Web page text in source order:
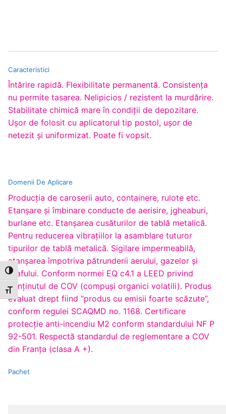
Toggle High Contrast
Toggle Font size
Caracteristici
Întărire rapidă. Flexibilitate permanentă. Consistenţa
nu permite tasarea. Nelipicios / rezistent la murdărire.
Stabilitate chimică mare în condiţii de depozitare.
Uşor de folosit cu aplicatorul tip postol, uşor de
netezit şi uniformizat. Poate fi vopsit.
Domenii De Aplicare
Producţia de caroserii auto, containere, rulote etc.
Etanşare şi îmbinare conducte de aerisire, jgheaburi,
burlane etc. Etanşarea cusăturilor de tablă metalică.
Pentru reducerea vibraţiilor la asamblare tuturor
tipurilor de tablă metalică. Sigilare impermeabilă,
etanşarea împotriva pătrunderii aerului, gazelor şi
prafului. Conform normei EQ c4.1 a LEED privind
conţinutul de COV (compuşi organici volatili). Produs
evaluat drept fiind “produs cu emisii foarte scăzute”,
conform regulei SCAQMD no. 1168. Certificare
protecţie anti-incendiu M2 conform standardului NF P
92-501. Respectă standardul de reglementare a COV
din Franţa (clasa A +).
Pachet